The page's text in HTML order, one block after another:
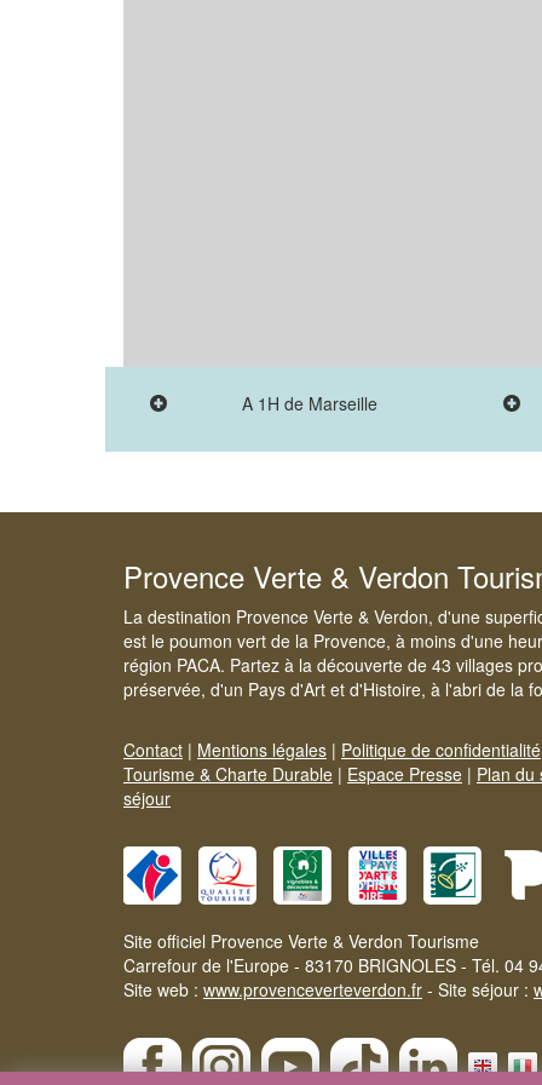
A 1H de Marseille
Provence Verte & Verdon
La destination Provence Verte & Verdon, d'une
est le poumon vert de la Provence, à moins d'une
région PACA. Partez à la découverte de 43 villages
préservée, d'un Pays d'Art et d'Histoire, à l'abri de la
Contact | Mentions légales | Politique de confidentialité
Tourisme & Charte Durable | Espace Presse | Plan du
séjour
Site officiel Provence Verte & Verdon Tourisme
Carrefour de l'Europe - 83170 BRIGNOLES - Tél. 04
Site web : www.provenceverteverdon.fr - Site séjour :